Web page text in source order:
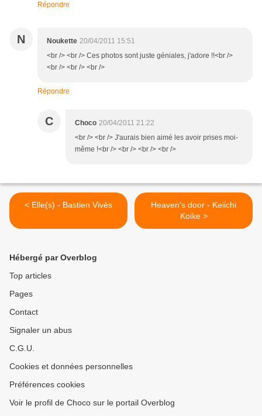
Répondre
N Noukette 20/04/2011 15:51
<br /> <br /> Ces photos sont juste géniales, j'adore !!<br />
<br /> <br /> <br />
Répondre
C Choco 20/04/2011 21:22
<br /> <br /> J'aurais bien aimé les avoir prises moi-
même !<br /> <br /> <br /> <br />
< Elle(s) - Bastien Vivès
Heaven's door - Keiichi
Koike >
Hébergé par Overblog
Top articles
Pages
Contact
Signaler un abus
C.G.U.
Cookies et données personnelles
Préférences cookies
Voir le profil de Choco sur le portail Overblog